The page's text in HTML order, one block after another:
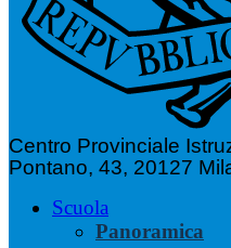
Centro Provinciale
Pontano, 43, 20127
Scuola
Panoramica